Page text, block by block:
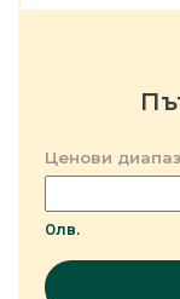
Ценови
0лв.